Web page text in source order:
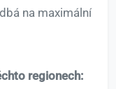
na maximální
regionech: